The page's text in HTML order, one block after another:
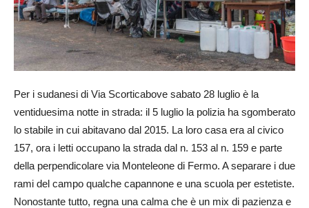
Per i sudanesi di Via Scorticabove sabato 28 luglio è la
ventiduesima notte in strada: il 5 luglio la polizia ha sgomberato
lo stabile in cui abitavano dal 2015. La loro casa era al civico
157, ora i letti occupano la strada dal n. 153 al n. 159 e parte
della perpendicolare via Monteleone di Fermo. A separare i due
rami del campo qualche capannone e una scuola per estetiste.
Nonostante tutto, regna una calma che è un mix di pazienza e